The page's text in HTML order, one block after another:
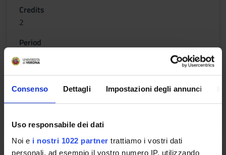
Consenso Dettagli Impostazioni degli annunci
Uso responsabile dei dati
Noi e i nostri 1022 partner trattiamo i vostri dati
personali, ad esempio il vostro numero IP, utilizzando
Credits
2
Period
2 SEMESTRE PROFESSIONI SANITARIE
Academic staff
Angela Carta